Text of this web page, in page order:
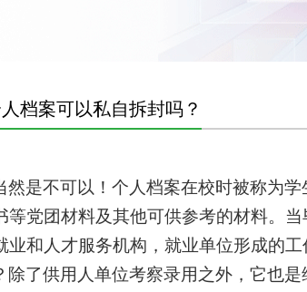
档案可以私自拆封吗？
然是不可以！个人档案在校时被称为
等党团材料及其他可供参考的材料。
和人才服务机构，就业单位形成的工
除了供用人单位考察录用之外，它也